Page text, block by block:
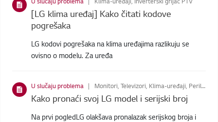
[LG klima uređaj] Kako čitati kodove
pogrešaka
LG kodovi pogrešaka na klima uređajima razlikuju se
ovisno o modelu. Za uređa
U slučaju problema Monitori, Televizori, Klima-uređaji, Perilice rublja, Kućna kina, Hotel TV, TV dodaci, Styler™, Profesionalni monitori, Audio, Cloud uređaj, Projektori, Perilice posuđa, DVD reproduktori, Medicinski monitori, Usisavači, Sušilice, Hladnjaci, Inverterski grijač PTV, Smart Box, Ostalo, Usisivači, Mikrovalne pećnice
Kako pronaći svoj LG model i serijski broj
Na prvi pogledLG olakšava pronalazak serijskog broja i